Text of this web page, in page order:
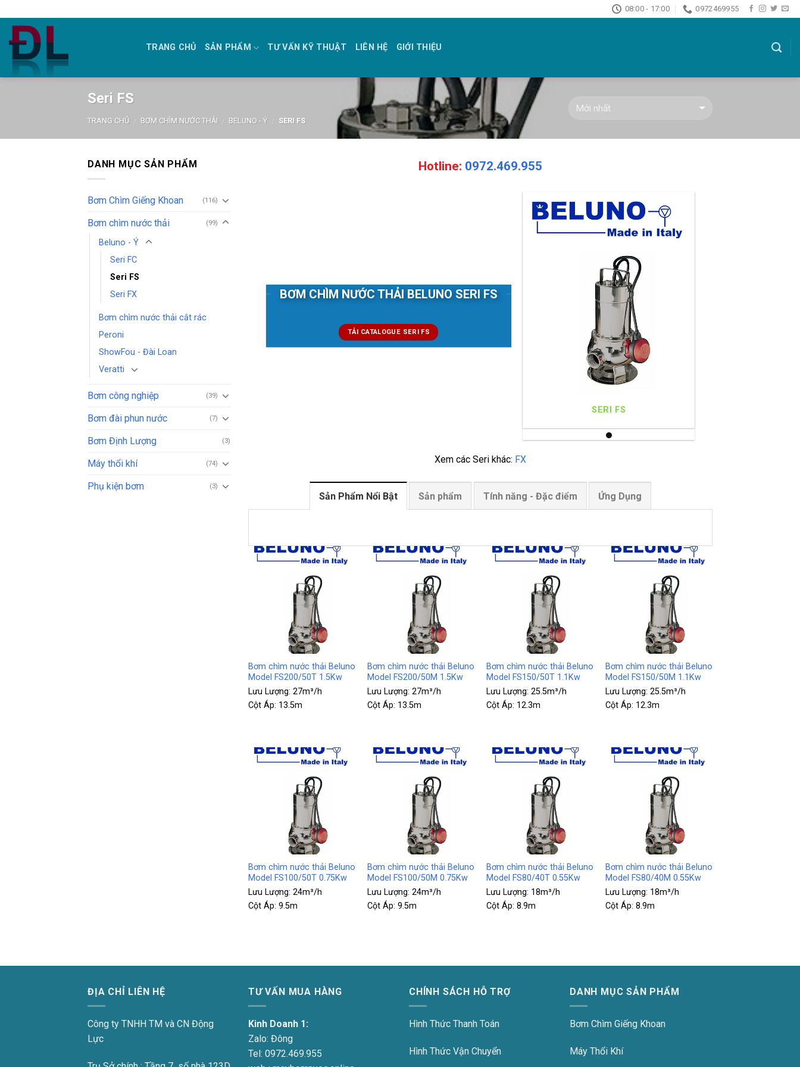
to
content
08:00 - 17:00 0972469955
TRANG CHỦ SẢN PHẨM TƯ VẤN KỸ THUẬT LIÊN HỆ GIỚI THIỆU
Seri FS
TRANG CHỦ / BƠM CHÌM NƯỚC THẢI / BELUNO - Ý / SERI FS
DANH MỤC SẢN PHẨM
Bơm Chìm Giếng Khoan (116)
Bơm chìm nước thải (99)
Beluno - Ý
Seri FC
Seri FS
Seri FX
Bơm chìm nước thải cắt rác
Peroni
ShowFou - Đài Loan
Veratti
Bơm công nghiệp (39)
Bơm đài phun nước (7)
Bơm Định Lượng (3)
Máy thổi khí (74)
Phụ kiện bơm (3)
Hotline: 0972.469.955
BƠM CHÌM NƯỚC THẢI BELUNO SERI FS
TẢI CATALOGUE SERI FS
SERI FS
Xem các Seri khác: FX
Sản Phẩm Nổi Bật Sản phẩm Tính năng - Đặc điểm Ứng Dụng
Bơm chìm nước thải Beluno
Model FS200/50T 1.5Kw
Lưu Lượng: 27m³/h
Cột Áp: 13.5m
Bơm chìm nước thải Beluno
Model FS200/50M 1.5Kw
Lưu Lượng: 27m³/h
Cột Áp: 13.5m
Bơm chìm nước thải Beluno
Model FS150/50T 1.1Kw
Lưu Lượng: 25.5m³/h
Cột Áp: 12.3m
Bơm chìm nước thải Beluno
Model FS150/50M 1.1Kw
Lưu Lượng: 25.5m³/h
Cột Áp: 12.3m
Bơm chìm nước thải Beluno
Model FS100/50T 0.75Kw
Lưu Lượng: 24m³/h
Cột Áp: 9.5m
Bơm chìm nước thải Beluno
Model FS100/50M 0.75Kw
Lưu Lượng: 24m³/h
Cột Áp: 9.5m
Bơm chìm nước thải Beluno
Model FS80/40T 0.55Kw
Lưu Lượng: 18m³/h
Cột Áp: 8.9m
Bơm chìm nước thải Beluno
Model FS80/40M 0.55Kw
Lưu Lượng: 18m³/h
Cột Áp: 8.9m
ĐỊA CHỈ LIÊN HỆ
Công ty TNHH TM và CN Động
Lực
TƯ VẤN MUA HÀNG
Kinh Doanh 1:
Zalo: Đông
Tel: 0972.469.955
CHÍNH SÁCH HỖ TRỢ
Hình Thức Thanh Toán
Hình Thức Vận Chuyển
DANH MỤC SẢN PHẨM
Bơm Chìm Giếng Khoan
Máy Thổi Khí